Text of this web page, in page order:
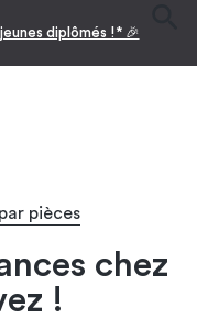
!* 🎉
pièces
chez
!